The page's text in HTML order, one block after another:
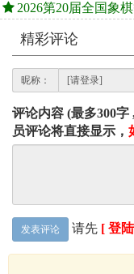
2026第20届全国象
精彩评论
昵称：
评论内容 (最多300
员评论将直接显示，
发表评论 请先 [ 登